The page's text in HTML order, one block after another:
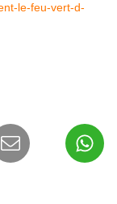
le-feu-vert-d-